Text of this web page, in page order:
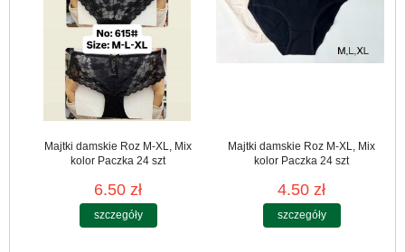
Majtki damskie Roz M-XL, Mix
kolor Paczka 24 szt
6.50 zł
szczegóły
Majtki damskie Roz M-XL, Mix
kolor Paczka 24 szt
4.50 zł
szczegóły